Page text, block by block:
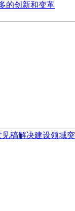
的创新和变革
稿解决建设领域